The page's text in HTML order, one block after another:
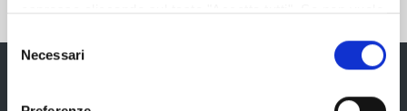
espresso cliccando sul tasto "Accetta tutti". Se non vuole
tasto "Rifiuta".
delNecessari
Pubblicato: 01 Aprile 2020 — Ultima modifica: 25 Giugno 2020